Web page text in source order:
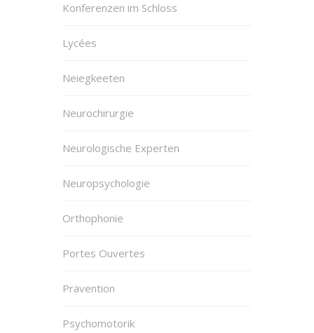
Konferenzen im Schloss
Lycées
Neiegkeeten
Neurochirurgie
Neurologische Experten
Neuropsychologie
Orthophonie
Portes Ouvertes
Prävention
Psychomotorik